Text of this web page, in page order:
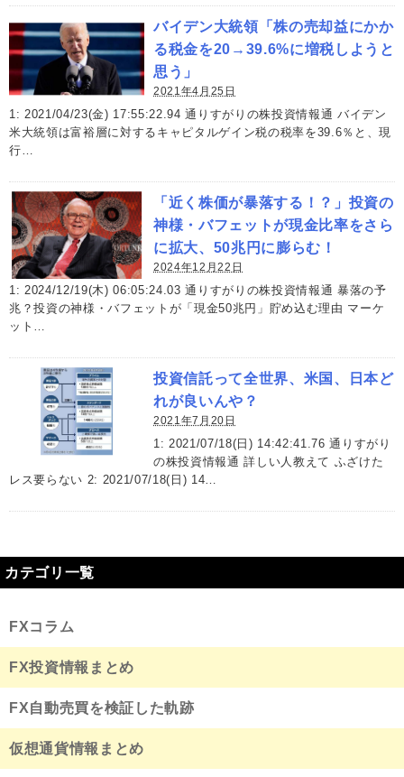
バイデン大統領「株の売却益にかか
る税金を20→39.6%に増税しようと
思う」
2021年4月25日
1: 2021/04/23(金) 17:55:22.94 通りすがりの株投資情報通 バイデン
米大統領は富裕層に対するキャピタルゲイン税の税率を39.6％と、現
行…
「近く株価が暴落する！？」投資の
神様・バフェットが現金比率をさら
に拡大、50兆円に膨らむ！
2024年12月22日
1: 2024/12/19(木) 06:05:24.03 通りすがりの株投資情報通 暴落の予
兆？投資の神様・バフェットが「現金50兆円」貯め込む理由 マーケ
ット…
投資信託って全世界、米国、日本ど
れが良いんや？
2021年7月20日
1: 2021/07/18(日) 14:42:41.76 通りすがり
の株投資情報通 詳しい人教えて ふざけた
レス要らない 2: 2021/07/18(日) 14…
カテゴリ一覧
FXコラム
FX投資情報まとめ
FX自動売買を検証した軌跡
仮想通貨情報まとめ